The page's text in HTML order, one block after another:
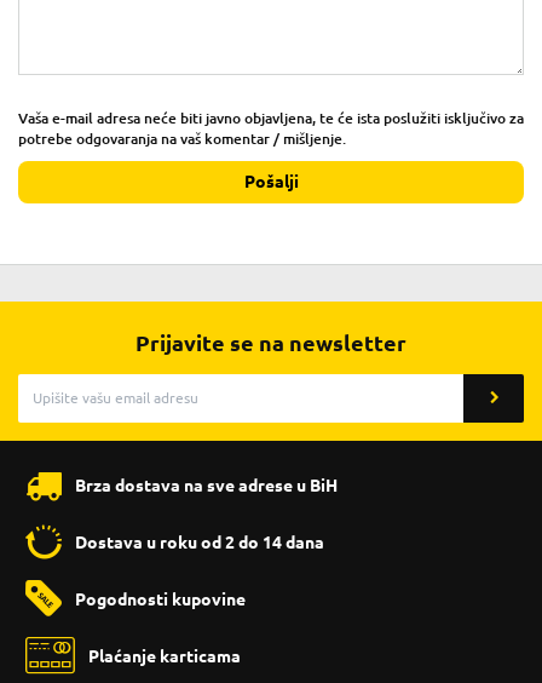
Vaša e-mail adresa neće biti javno objavljena, te će ista poslužiti isključivo za
potrebe odgovaranja na vaš komentar / mišljenje.
Pošalji
Prijavite se na newsletter
Brza dostava na sve adrese u BiH
Dostava u roku od 2 do 14 dana
Pogodnosti kupovine
Plaćanje karticama